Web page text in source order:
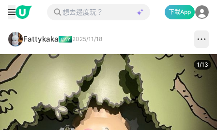
下載App
Fattykaka 2025/11/18
1/13